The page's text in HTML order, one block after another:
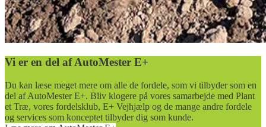
Vi er en del af AutoMester E+
Du kan læse meget mere om alle de fordele, som vi tilbyder som en
del af AutoMester E+. Bliv klogere på vores samarbejde med Plant
et Træ, vores fordelsklub, E+ Vejhjælp og de mange andre fordele
og services som konceptet tilbyder dig som kunde.